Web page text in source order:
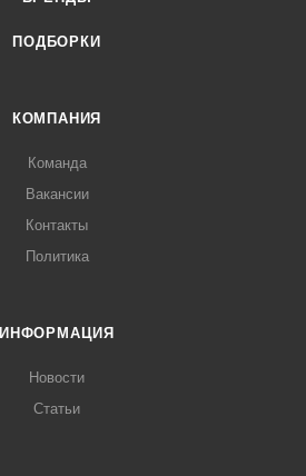
ПОДБОРКИ
КОМПАНИЯ
Команда
Вакансии
Контакты
Политика
ИНФОРМАЦИЯ
Новости
Статьи